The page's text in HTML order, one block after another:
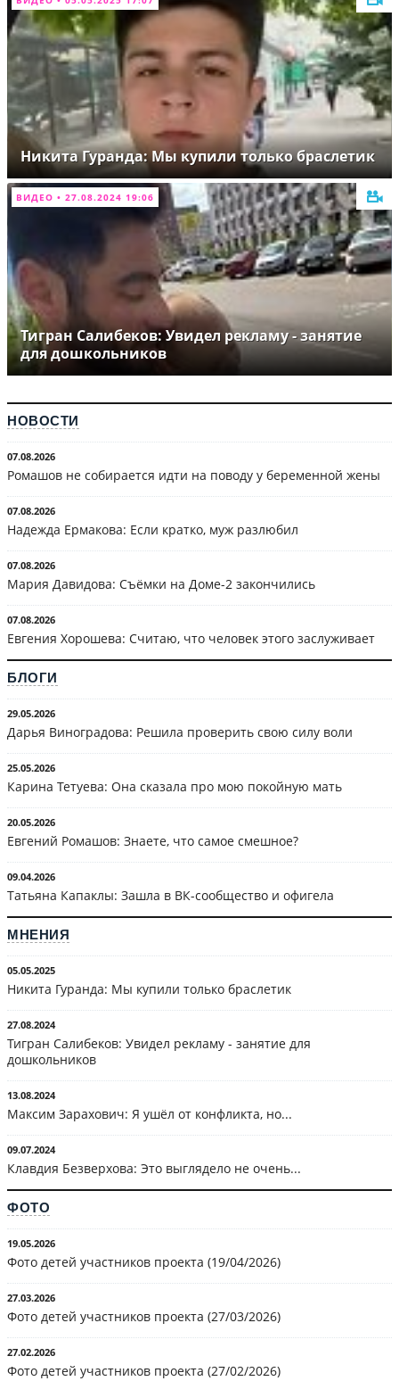
Никита Гуранда: Мы купили только браслетик
ВИДЕО • 27.08.2024 19:06
Тигран Салибеков: Увидел рекламу - занятие
для дошкольников
НОВОСТИ
07.08.2026
Ромашов не собирается идти на поводу у беременной жены
07.08.2026
Надежда Ермакова: Если кратко, муж разлюбил
07.08.2026
Мария Давидова: Съёмки на Доме-2 закончились
07.08.2026
Евгения Хорошева: Считаю, что человек этого заслуживает
БЛОГИ
29.05.2026
Дарья Виноградова: Решила проверить свою силу воли
25.05.2026
Карина Тетуева: Она сказала про мою покойную мать
20.05.2026
Евгений Ромашов: Знаете, что самое смешное?
09.04.2026
Татьяна Капаклы: Зашла в ВК-сообщество и офигела
МНЕНИЯ
05.05.2025
Никита Гуранда: Мы купили только браслетик
27.08.2024
Тигран Салибеков: Увидел рекламу - занятие для
дошкольников
13.08.2024
Максим Зарахович: Я ушёл от конфликта, но...
09.07.2024
Клавдия Безверхова: Это выглядело не очень...
ФОТО
19.05.2026
Фото детей участников проекта (19/04/2026)
27.03.2026
Фото детей участников проекта (27/03/2026)
27.02.2026
Фото детей участников проекта (27/02/2026)